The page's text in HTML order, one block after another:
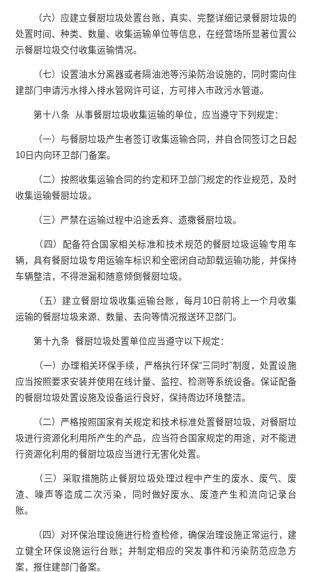
（六）应建立餐厨垃圾处置台账，真实、完整详细记录餐厨垃圾的
处置时间、种类、数量、收集运输单位等信息，在经营场所显著位置公
示餐厨垃圾交付收集运输情况。
（七）设置油水分离器或者隔油池等污染防治设施的，同时需向住
建部门申请污水排入排水管网许可证，方可排入市政污水管道。
第十八条 从事餐厨垃圾收集运输的单位，应当遵守下列规定：
（一）与餐厨垃圾产生者签订收集运输合同，并自合同签订之日起
10日内向环卫部门备案。
（二）按照收集运输合同的约定和环卫部门规定的作业规范，及时
收集运输餐厨垃圾。
（三）严禁在运输过程中沿途丢弃、遗撒餐厨垃圾。
（四）配备符合国家相关标准和技术规范的餐厨垃圾运输专用车
辆，具有餐厨垃圾专用运输车标识和全密闭自动卸载运输功能，并保持
车辆整洁，不得泄漏和随意倾倒餐厨垃圾。
（五）建立餐厨垃圾收集运输台账，每月10日前将上一个月收集
运输的餐厨垃圾来源、数量、去向等情况报送环卫部门。
第十九条 餐厨垃圾处置单位应当遵守以下规定：
（一）办理相关环保手续，严格执行环保“三同时”制度，处置设施
应当按照要求安装并使用在线计量、监控、检测等系统设备。保证配备
的餐厨垃圾处置设施及设备运行良好，保持周边环境整洁。
（二）严格按照国家有关规定和技术标准处置餐厨垃圾，对餐厨垃
圾进行资源化利用所产生的产品，应当符合国家规定的用途，对不能进
行资源化利用的餐厨垃圾应当进行无害化处置。
（三）采取措施防止餐厨垃圾处理过程中产生的废水、废气、废
渣、噪声等造成二次污染，同时做好废水、废渣产生和流向记录台
账。
（四）对环保治理设施进行检查检修，确保治理设施正常运行，建
立健全环保设施运行台账；并制定相应的突发事件和污染防范应急方
案，报住建部门备案。